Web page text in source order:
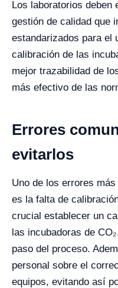
Los laboratorios deben
gestión de calidad que
estandarizados para el
calibración de las
mejor trazabilidad de
más efectivo de las
Errores
evitarlos
Uno de los errores
es la falta de
crucial establecer un
las incubadoras de
paso del proceso.
personal sobre el
equipos, evitando así